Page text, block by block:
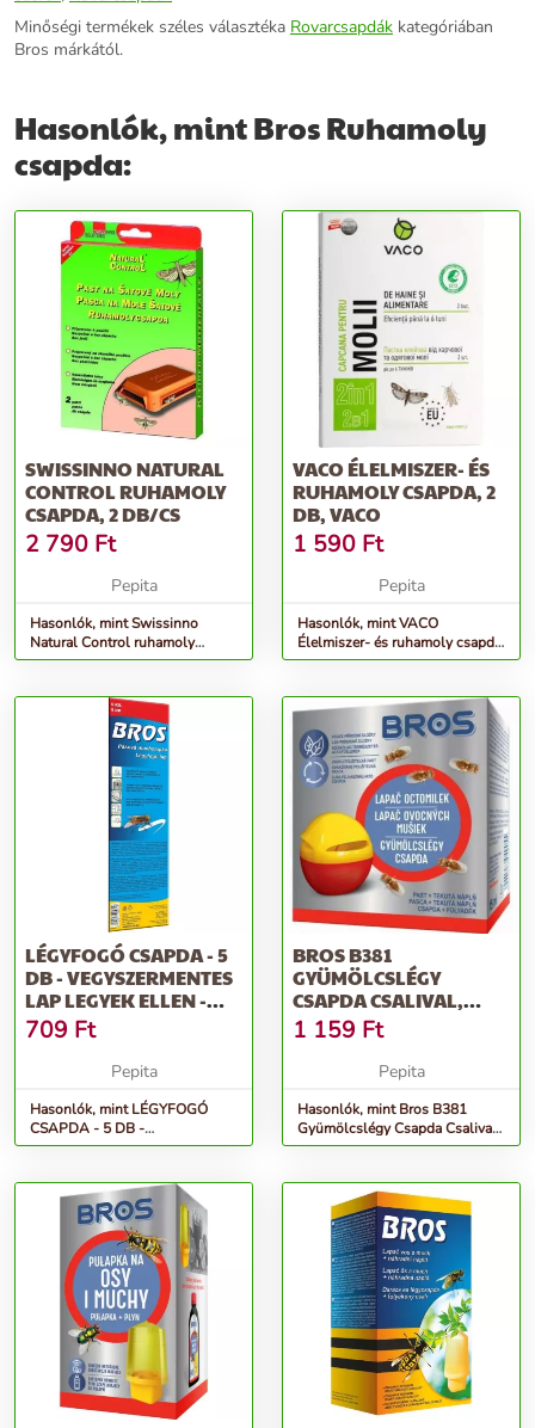
Minőségi termékek széles választéka Rovarcsapdák kategóriában
Bros márkától.
Hasonlók, mint Bros Ruhamoly
csapda:
SWISSINNO NATURAL
CONTROL RUHAMOLY
CSAPDA, 2 DB/CS
2 790 Ft
Pepita
Hasonlók, mint Swissinno
Natural Control ruhamoly
csapda, 2 db/cs
VACO ÉLELMISZER- ÉS
RUHAMOLY CSAPDA, 2
DB, VACO
1 590 Ft
Pepita
Hasonlók, mint VACO
Élelmiszer- és ruhamoly csapda,
2 db, VACO
LÉGYFOGÓ CSAPDA - 5
DB - VEGYSZERMENTES
LAP LEGYEK ELLEN -
BROS 106 -
709 Ft
Pepita
Hasonlók, mint LÉGYFOGÓ
CSAPDA - 5 DB -
Vegyszermentes lap legyek
BROS B381
GYÜMÖLCSLÉGY
CSAPDA CSALIVAL,
15ML
1 159 Ft
Pepita
Hasonlók, mint Bros B381
Gyümölcslégy Csapda Csalival,
15ml